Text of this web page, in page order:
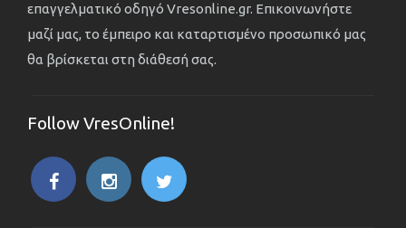
επαγγελματικό οδηγό Vresonline.gr. Επικοινωνήστε
μαζί μας, το έμπειρο και καταρτισμένο προσωπικό μας
θα βρίσκεται στη διάθεσή σας.
Follow VresOnline!